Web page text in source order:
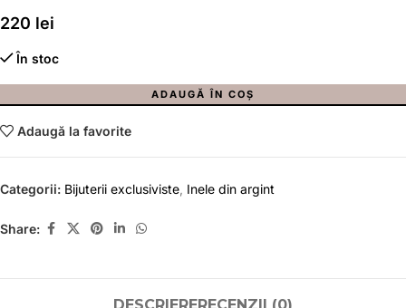
220 lei
În stoc
ADAUGĂ ÎN COȘ
Adaugă la favorite
Categorii: Bijuterii exclusiviste Inele din argint
Share: